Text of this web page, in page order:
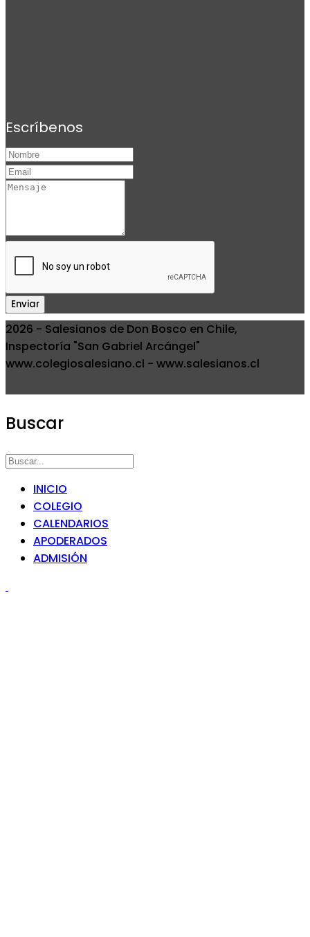
Escríbenos
Enviar
2026 - Salesianos de Don Bosco en Chile,
Inspectoría "San Gabriel Arcángel"
www.colegiosalesiano.cl - www.salesianos.cl
Buscar
INICIO
COLEGIO
CALENDARIOS
APODERADOS
ADMISIÓN